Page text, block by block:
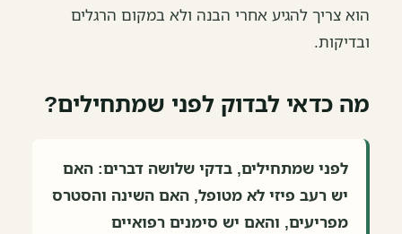
הוא צריך להגיע אחרי הבנה ולא במקום הרגלים
ובדיקות.
מה כדאי לבדוק לפני שמתחילים?
לפני שמתחילים, בדקי שלושה דברים: האם
יש רעב פיזי לא מטופל, האם השינה והסטרס
מפריעים, והאם יש סימנים רפואיים